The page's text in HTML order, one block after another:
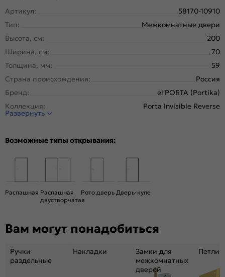
Артикул:
58170-10910
Тип:
Межкомнатные двери
Высота, см:
200
Ширина, см:
70
Толщина, мм:
59
Страна происхождения:
Россия
Бренд:
el’PORTA (Portika)
Коллекция:
Porta Invisible Reverse
Стиль:
Конструкция двери:
Вес, кг:
Кромка:
Алюминиевая черная матовая
Гладкая, матовая
Развернуть
Возможные типы открывания:
Распашная Распашная
двустворчатая
Рото дверь Дверь-купе
Вам могут понадобиться
Ручки
раздельные
Накладки
Замки для
межкомнатных
дверей
Петли